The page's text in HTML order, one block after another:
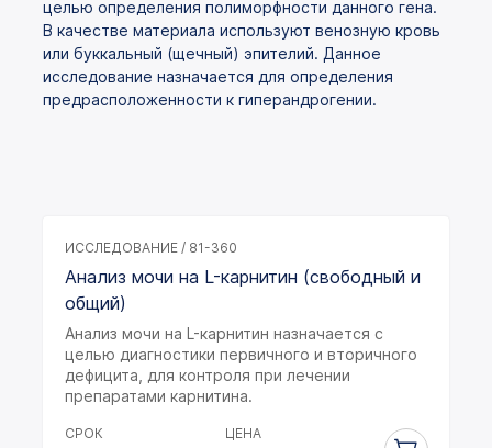
целью определения полиморфности данного гена.
В качестве материала используют венозную кровь
или буккальный (щечный) эпителий. Данное
исследование назначается для определения
предрасположенности к гиперандрогении.
ИССЛЕДОВАНИЕ / 81-360
Анализ мочи на L-карнитин (свободный и
общий)
Анализ мочи на L-карнитин назначается с
целью диагностики первичного и вторичного
дефицита, для контроля при лечении
препаратами карнитина.
СРОК ЦЕНА